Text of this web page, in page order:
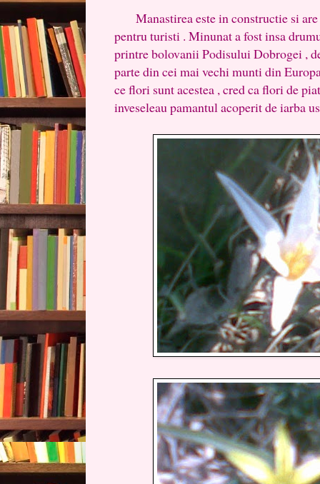
Manastirea este in constructie si are
pentru turisti . Minunat a fost insa
printre bolovanii Podisului Dobrogei ,
parte din cei mai vechi munti din
ce flori sunt acestea , cred ca flori de
inveseleau pamantul acoperit de iarba